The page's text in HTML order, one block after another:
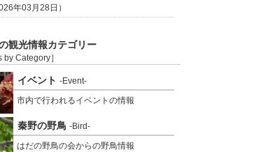
年03月28日）
観光情報カテゴリー
by Category］
イベント-Event-
市内で行われるイベントの情報
秦野の野鳥-Bird-
はだの野鳥の会からの野鳥情報